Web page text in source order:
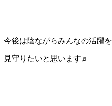
今後は陰ながらみんなの活躍を
見守りたいと思います♬